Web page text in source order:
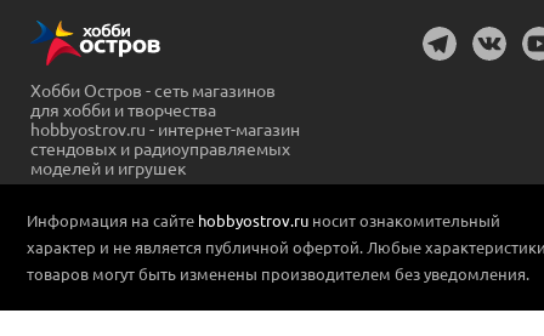
Хобби Остров - сеть магазинов
для хобби и творчества
hobbyostrov.ru - интернет-магазин
стендовых и радиоуправляемых
моделей и игрушек
Информация на сайте hobbyostrov.ru носит ознакомительный
характер и не является публичной офертой. Любые
товаров могут быть изменены производителем без уведомления.